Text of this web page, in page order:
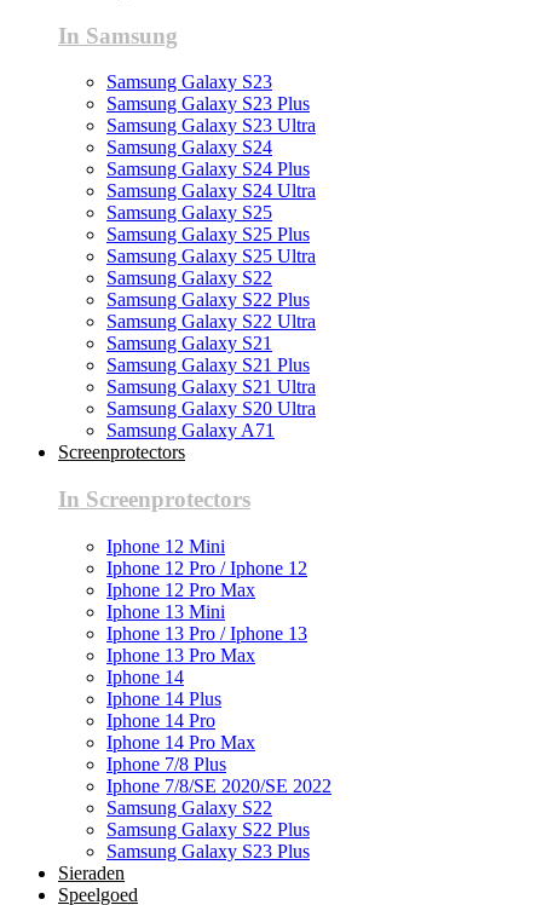
In Samsung
Samsung Galaxy S23
Samsung Galaxy S23 Plus
Samsung Galaxy S23 Ultra
Samsung Galaxy S24
Samsung Galaxy S24 Plus
Samsung Galaxy S24 Ultra
Samsung Galaxy S25
Samsung Galaxy S25 Plus
Samsung Galaxy S25 Ultra
Samsung Galaxy S22
Samsung Galaxy S22 Plus
Samsung Galaxy S22 Ultra
Samsung Galaxy S21
Samsung Galaxy S21 Plus
Samsung Galaxy S21 Ultra
Samsung Galaxy S20 Ultra
Samsung Galaxy A71
Screenprotectors
In Screenprotectors
Iphone 12 Mini
Iphone 12 Pro / Iphone 12
Iphone 12 Pro Max
Iphone 13 Mini
Iphone 13 Pro / Iphone 13
Iphone 13 Pro Max
Iphone 14
Iphone 14 Plus
Iphone 14 Pro
Iphone 14 Pro Max
Iphone 7/8 Plus
Iphone 7/8/SE 2020/SE 2022
Samsung Galaxy S22
Samsung Galaxy S22 Plus
Samsung Galaxy S23 Plus
Sieraden
Speelgoed